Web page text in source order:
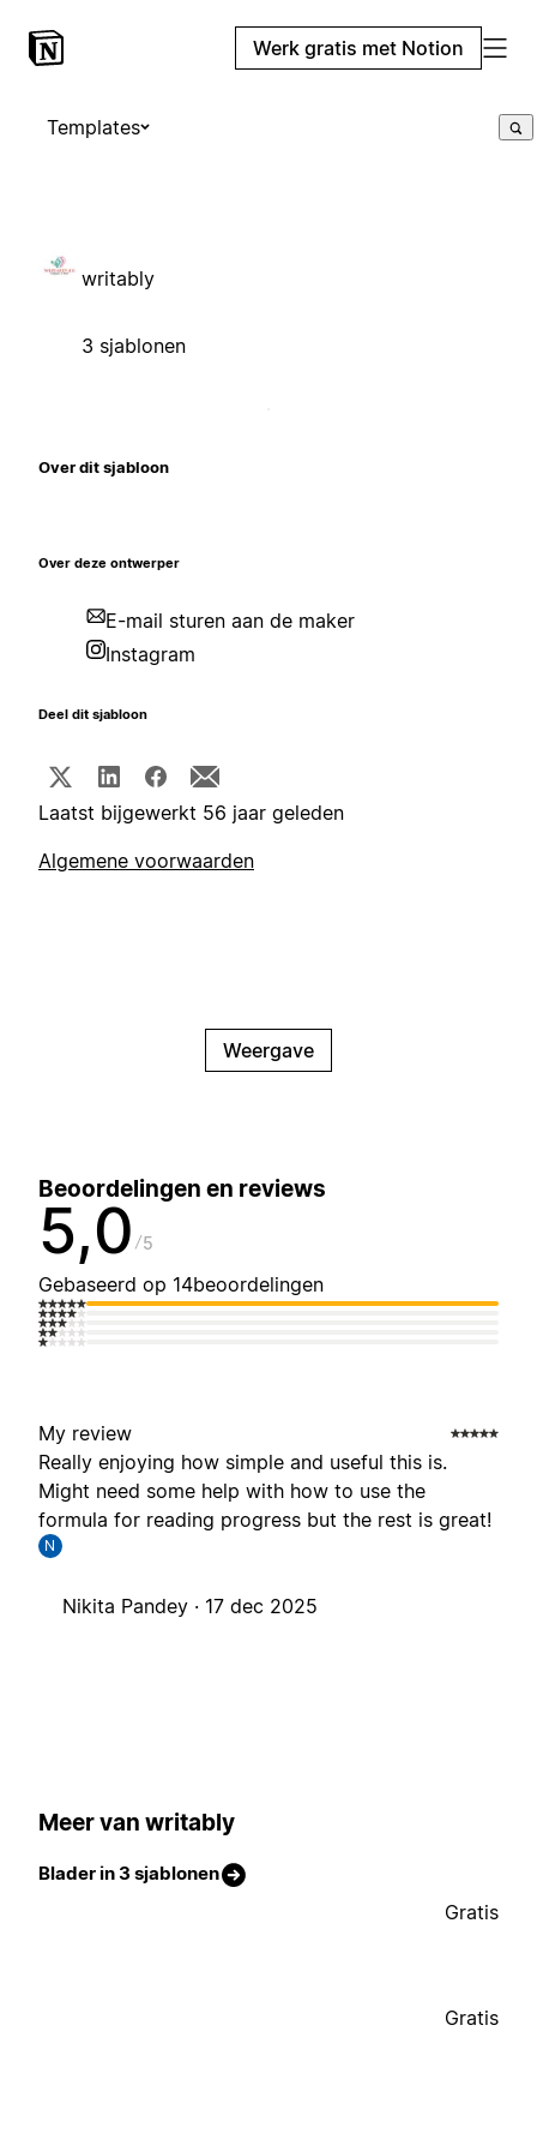
Werk gratis met Notion
Templates
writably
3 sjablonen
Over dit sjabloon
Over deze ontwerper
E-mail sturen aan de maker
Instagram
Deel dit sjabloon
Laatst bijgewerkt 56 jaar geleden
Algemene voorwaarden
Weergave
Beoordelingen en reviews
5,0 5
Gebaseerd op 14beoordelingen
My review
Really enjoying how simple and useful this is.
Might need some help with how to use the
formula for reading progress but the rest is great!
N
Nikita Pandey · 17 dec 2025
Meer van writably
Blader in 3 sjablonen
Gratis
Gratis